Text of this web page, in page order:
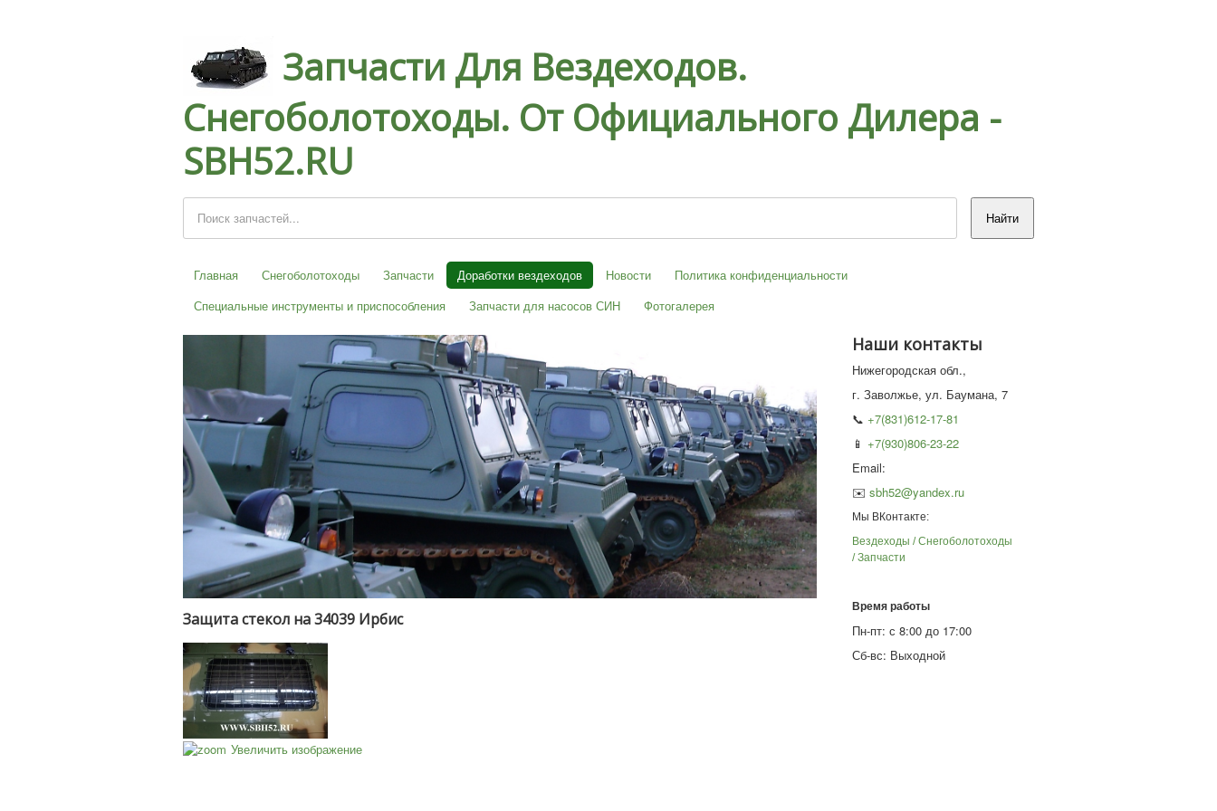
Запчасти Для Вездеходов.
Снегоболотоходы. От Официального Дилера -
SBH52.RU
Главная Снегоболотоходы Запчасти Доработки вездеходов Новости
Политика конфиденциальности
Специальные инструменты и приспособления
Запчасти для насосов СИН Фотогалерея
Защита стекол на 34039 Ирбис
Увеличить изображение
Наши контакты
Нижегородская обл.,
г. Заволжье, ул. Баумана, 7
📞 +7(831)612-17-81
📱 +7(930)806-23-22
Email:
✉️ sbh52@yandex.ru
Мы ВКонтакте:
Вездеходы / Снегоболотоходы
/ Запчасти
Время работы
Пн-пт: с 8:00 до 17:00
Сб-вс: Выходной